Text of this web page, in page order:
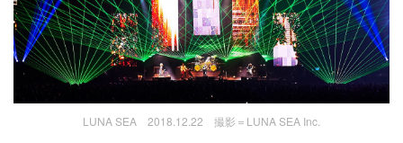
LUNA SEA 2018.12.22 撮影＝LUNA SEA Inc.